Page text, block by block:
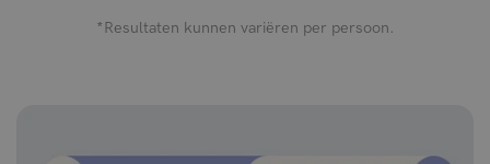
*Resultaten kunnen variëren per persoon.